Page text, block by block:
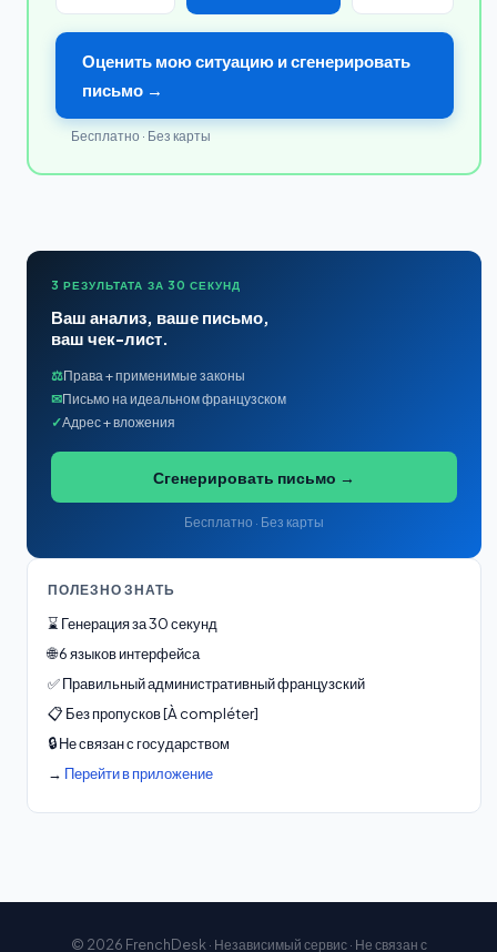
Оценить мою ситуацию и сгенерировать
письмо →
Бесплатно · Без карты
3 РЕЗУЛЬТАТА ЗА 30 СЕКУНД
Ваш анализ, ваше письмо,
ваш чек-лист.
⚖Права + применимые законы
✉Письмо на идеальном французском
✓Адрес + вложения
Сгенерировать письмо →
Бесплатно · Без карты
ПОЛЕЗНО ЗНАТЬ
⌛ Генерация за 30 секунд
🌐 6 языков интерфейса
✅ Правильный административный французский
📋 Без пропусков [À compléter]
🔒 Не связан с государством
→ Перейти в приложение
© 2026 FrenchDesk · Независимый сервис · Не связан с